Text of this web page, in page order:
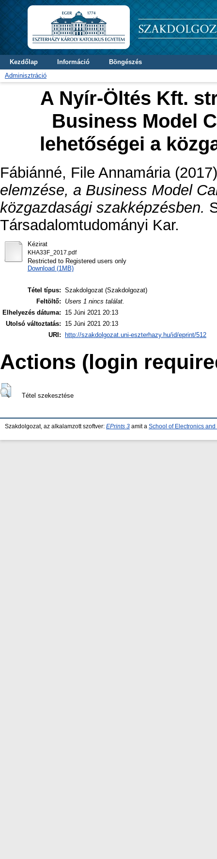
Kezdőlap Információ
Böngészés
Adminisztráció
A Nyír-Öltés Kft.
Business Model
lehetőségei a
Fábiánné, File Annamária
elemzése, a Business Model
közgazdasági szakképzésben.
Társadalomtudományi Kar.
Kézirat
KHA33F_2017.pdf
Restricted to Registered users only
Download (1MB)
Tétel típus: Szakdolgozat (Szakdolgozat)
Feltöltő:
Users 1 nincs találat.
Elhelyezés dátuma:
15 Júni 2021 20:13
Utolsó változtatás:
15 Júni 2021 20:13
URI:
http://szakdolgozat.uni-eszterhazy.hu/id/eprint/512
Actions (login
Tétel szekesztése
Szakdolgozat, az alkalamzott szoftver: EPrints 3 amit a School of Electronics